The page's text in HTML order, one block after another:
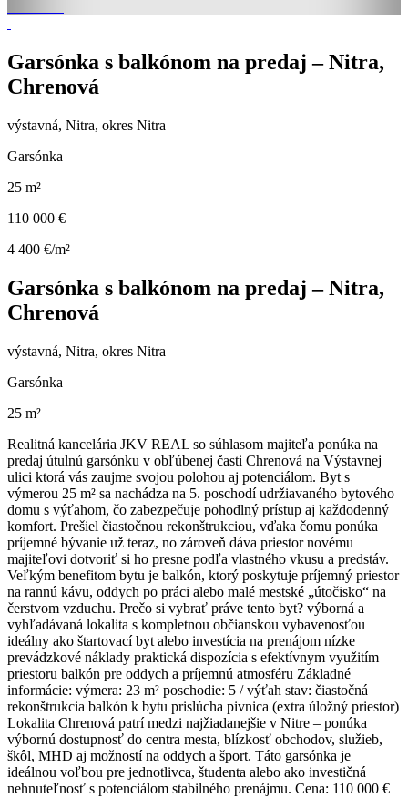
Garsónka s balkónom na predaj – Nitra,
Chrenová
výstavná, Nitra, okres Nitra
Garsónka
25 m²
110 000 €
4 400 €/m²
Garsónka s balkónom na predaj – Nitra,
Chrenová
výstavná, Nitra, okres Nitra
Garsónka
25 m²
Realitná kancelária JKV REAL so súhlasom majiteľa ponúka na
predaj útulnú garsónku v obľúbenej časti Chrenová na Výstavnej
ulici ktorá vás zaujme svojou polohou aj potenciálom. Byt s
výmerou 25 m² sa nachádza na 5. poschodí udržiavaného bytového
domu s výťahom, čo zabezpečuje pohodlný prístup aj každodenný
komfort. Prešiel čiastočnou rekonštrukciou, vďaka čomu ponúka
príjemné bývanie už teraz, no zároveň dáva priestor novému
majiteľovi dotvoriť si ho presne podľa vlastného vkusu a predstáv.
Veľkým benefitom bytu je balkón, ktorý poskytuje príjemný priestor
na rannú kávu, oddych po práci alebo malé mestské „útočisko“ na
čerstvom vzduchu. Prečo si vybrať práve tento byt? výborná a
vyhľadávaná lokalita s kompletnou občianskou vybavenosťou
ideálny ako štartovací byt alebo investícia na prenájom nízke
prevádzkové náklady praktická dispozícia s efektívnym využitím
priestoru balkón pre oddych a príjemnú atmosféru Základné
informácie: výmera: 23 m² poschodie: 5 / výťah stav: čiastočná
rekonštrukcia balkón k bytu prislúcha pivnica (extra úložný priestor)
Lokalita Chrenová patrí medzi najžiadanejšie v Nitre – ponúka
výbornú dostupnosť do centra mesta, blízkosť obchodov, služieb,
škôl, MHD aj možností na oddych a šport. Táto garsónka je
ideálnou voľbou pre jednotlivca, študenta alebo ako investičná
nehnuteľnosť s potenciálom stabilného prenájmu. Cena: 110 000 €